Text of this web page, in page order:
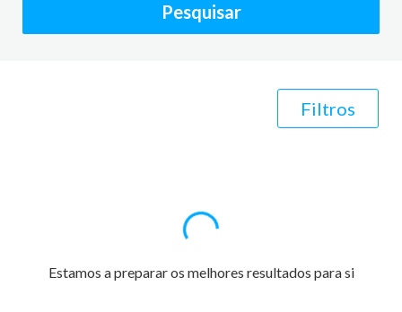
Pesquisar
Filtros
Estamos a preparar os melhores resultados para si